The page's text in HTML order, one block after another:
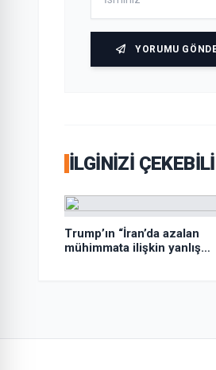
YORUMU
İLGINIZI
Trump’ın “İran’da azalan
mühimmata ilişkin yanlış